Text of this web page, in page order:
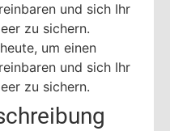
und sich Ihr
zu sichern.
um einen
und sich Ihr
zu sichern.